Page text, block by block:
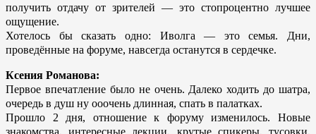
получить отдачу от зрителей — это стопроцентно лучшее
ощущение.
Хотелось бы сказать одно: Иволга — это семья. Дни,
проведённые на форуме, навсегда останутся в сердечке.
Ксения Романова:
Первое впечатление было не очень. Далеко ходить до шатра,
очередь в душ ну ооочень длинная, спать в палатках.
Прошло 2 дня, отношение к форуму изменилось. Новые
знакомства, интересные лекции, крутые спикеры, тусовки,